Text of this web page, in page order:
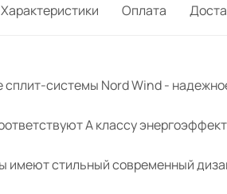
Характеристики Оплата
сплит-системы Nord Wind -
А классу
имеют стильный современный